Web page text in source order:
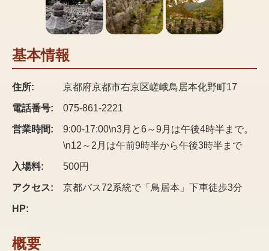
基本情報
住所: 京都府京都市右京区嵯峨鳥居本化野町17
電話番号: 075-861-2221
営業時間:
9:00-17:00\n3月と6～9月は午後4時半まで。
\n12～2月は午前9時半から午後3時半まで
入場料: 500円
アクセス: 京都バス72系統で「鳥居本」下車徒歩3分
HP:
概要